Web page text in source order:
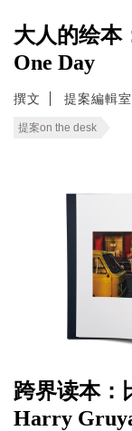
大人的绘本
One Day
撰文 提案編輯室
提案on the desk
跨界读本：
Harry